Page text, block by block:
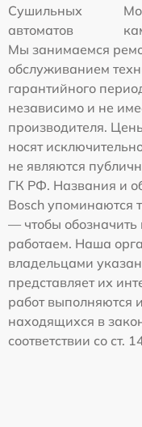
Сушильных
автоматов
Мы занимаемся
обслуживанием
гарантийного
независимо и не
производителя.
носят
не являются
ГК РФ. Названия и
Bosch упоминаются
— чтобы обозначить
работаем. Наша
владельцами
представляет их
работ выполняются
находящихся в
соответствии со ст.